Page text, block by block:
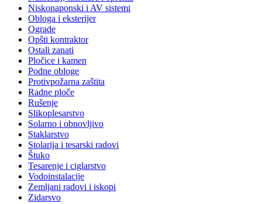
Niskonaponski i AV sistemi
Obloga i eksterijer
Ograde
Opšti kontraktor
Ostali zanati
Pločice i kamen
Podne obloge
Protivpožarna zaštita
Radne ploče
Rušenje
Slikoplesarstvo
Solarno i obnovljivo
Staklarstvo
Stolarija i tesarski radovi
Štuko
Tesarenje i ciglarstvo
Vodoinstalacije
Zemljani radovi i iskopi
Zidarsvo